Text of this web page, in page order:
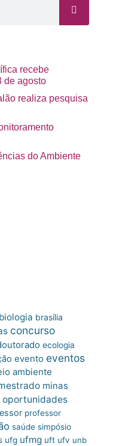
recebe
de agosto
realiza pesquisa
do Ambiente
biologia brasília
concurso
ecologia
evento eventos
ambiente
minas
oportunidades
professor
saúde simpósio
ufg ufmg uft ufv unb